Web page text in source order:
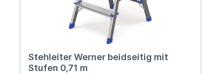
Stehleiter Werner beidseitig mit
Stufen 0,71 m